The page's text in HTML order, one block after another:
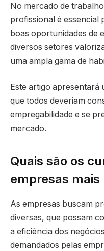
No mercado de
profissional é essencial
boas oportunidades de
diversos setores
uma ampla gama de
Este artigo apresentará
que todos deveriam
empregabilidade e se
mercado.
Quais são os
empresas mais
As empresas buscam
diversas, que possam
a eficiência dos
demandados pelas